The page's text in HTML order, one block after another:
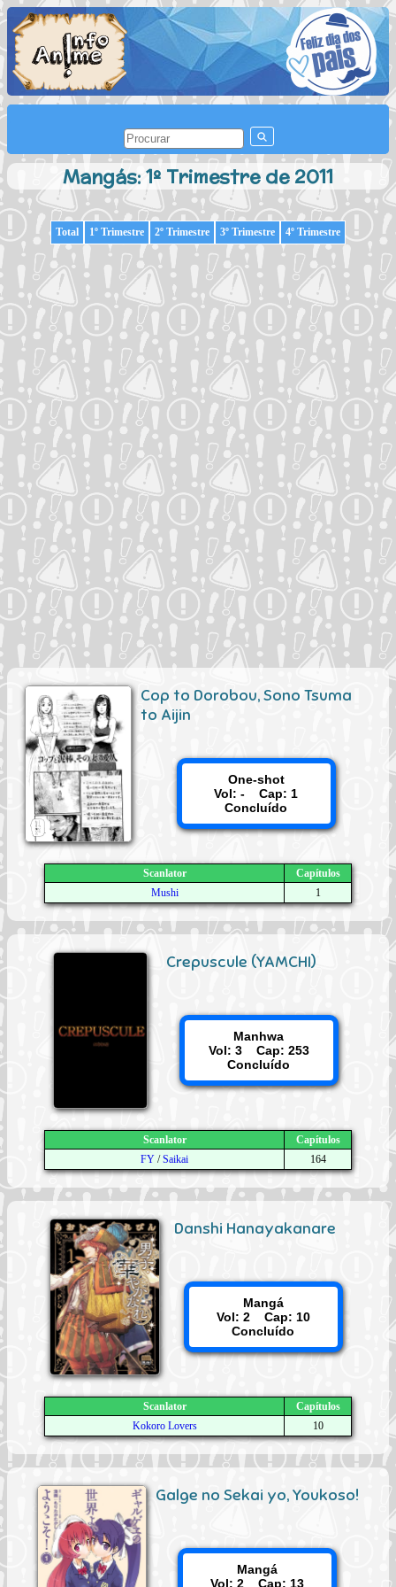
Mangás: 1º Trimestre de 2011
Total 1º Trimestre 2º Trimestre 3º Trimestre 4º Trimestre
Cop to Dorobou, Sono Tsuma
to Aijin
One-shot
Vol: - Cap: 1
Concluído
Scanlator
Capítulos
Mushi
1
Crepuscule (YAMCHI)
Manhwa
Vol: 3 Cap: 253
Concluído
Scanlator
Capítulos
FY /Saikai 164
Danshi Hanayakanare
Mangá
Vol: 2 Cap: 10
Concluído
Scanlator
Capítulos
Kokoro Lovers
10
Galge no Sekai yo, Youkoso!
Mangá
Vol: 2 Cap: 13